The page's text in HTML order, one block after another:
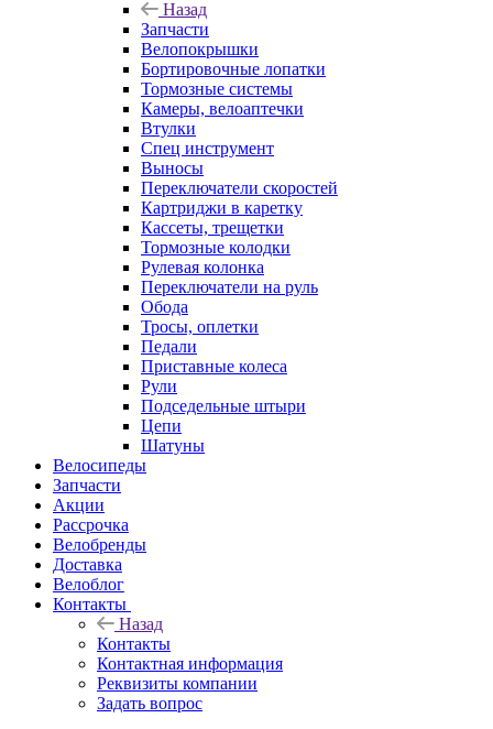
Назад
Запчасти
Велопокрышки
Бортировочные лопатки
Тормозные системы
Камеры, велоаптечки
Втулки
Спец инструмент
Выносы
Переключатели скоростей
Картриджи в каретку
Кассеты, трещетки
Тормозные колодки
Рулевая колонка
Переключатели на руль
Обода
Тросы, оплетки
Педали
Приставные колеса
Рули
Подседельные штыри
Цепи
Шатуны
Велосипеды
Запчасти
Акции
Рассрочка
Велобренды
Доставка
Велоблог
Контакты
Назад
Контакты
Контактная информация
Реквизиты компании
Задать вопрос